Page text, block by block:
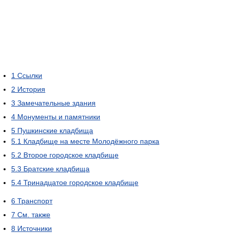
1 Ссылки
2 История
3 Замечательные здания
4 Монументы и памятники
5 Пушкинские кладбища
5.1 Кладбище на месте Молодёжного парка
5.2 Второе городское кладбище
5.3 Братские кладбища
5.4 Тринадцатое городское кладбище
6 Транспорт
7 См. также
8 Источники